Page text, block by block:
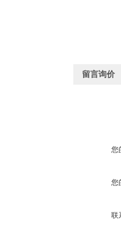
留言询价
您
您
联